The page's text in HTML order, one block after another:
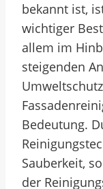
bekannt ist,
wichtiger
allem im
steigenden
Bedeutung.
Sauberkeit,
der